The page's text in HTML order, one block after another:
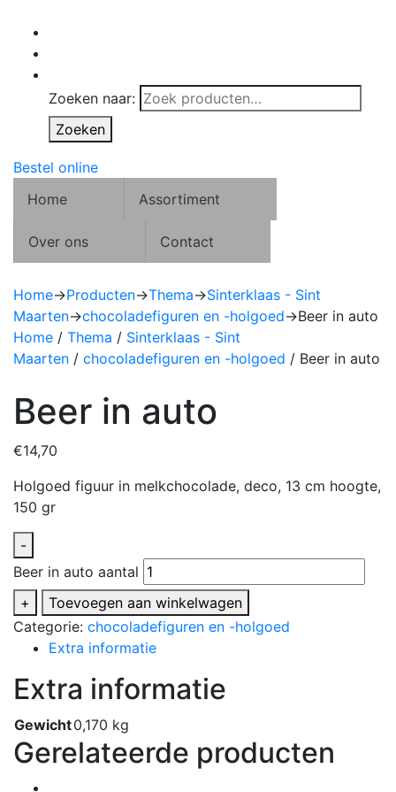
Zoeken naar:
Zoeken
Bestel online
Home
Assortiment
Over ons Contact
Home→Producten→Thema→Sinterklaas - Sint
Maarten→chocoladefiguren en -holgoed→Beer in auto
Home / Thema / Sinterklaas - Sint
Maarten / chocoladefiguren en -holgoed / Beer in auto
Beer in auto
€14,70
Holgoed figuur in melkchocolade, deco, 13 cm hoogte,
150 gr
-
Beer in auto aantal
+
Toevoegen aan winkelwagen
Categorie: chocoladefiguren en -holgoed
Extra informatie
Extra informatie
Gewicht0,170 kg
Gerelateerde producten